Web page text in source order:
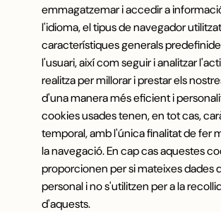
emmagatzemar i accedir a
l'idioma, el tipus de navegador
característiques generals
l'usuari, així com seguir i analitzar
realitza per millorar i prestar els
d'una manera més eficient i
cookies usades tenen, en tot cas,
temporal, amb l'única finalitat de fer
la navegació. En cap cas aquestes
proporcionen per si mateixes dades
personal i no s'utilitzen per a la
d'aquests.